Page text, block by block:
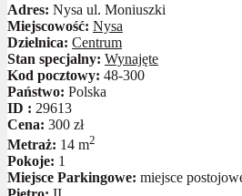
Adres: Nysa ul. Moniuszki
Miejscowość: Nysa
Dzielnica: Centrum
Stan specjalny: Wynajęte
Kod pocztowy: 48-300
Państwo: Polska
ID : 29613
Cena: 300 zł
Metraż: 14 m2
Pokoje: 1
Miejsce Parkingowe: miejsce